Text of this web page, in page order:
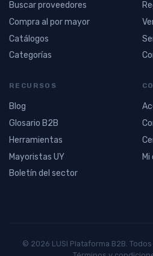
Buscar proveedores
Compra al por mayor
Catálogos
Categorías
RECURSOS
Blog
Glosario B2B
Herramientas
Mayoristas UY
Boletín del sector
© 2026 LUSI Plataforma B2B.